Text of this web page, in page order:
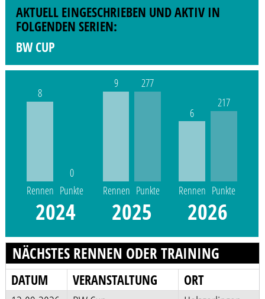
AKTUELL EINGESCHRIEBEN UND AKTIV IN
FOLGENDEN SERIEN:
BW CUP
8
Rennen
0
Punkte
2024
9
Rennen
277
Punkte
2025
6
Rennen
217
Punkte
2026
NÄCHSTES RENNEN ODER TRAINING
DATUM VERANSTALTUNG
ORT